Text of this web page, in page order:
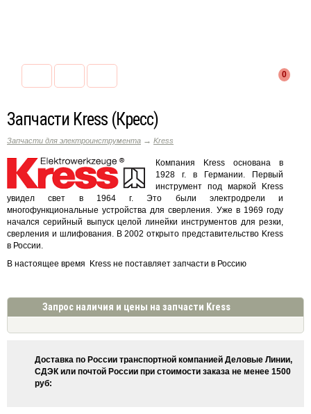
0
Запчасти Kress (Кресс)
Запчасти для электроинструмента → Kress
Компания Kress основана в
1928 г. в Германии. Первый
инструмент под маркой Kress
увидел свет в 1964 г. Это были электродрели и
многофункциональные устройства для сверления. Уже в 1969 году
начался серийный выпуск целой линейки инструментов для резки,
сверления и шлифования. В 2002 открыто представительство Kress
в России.
В настоящее время Kress не поставляет запчасти в Россию
Запрос наличия и цены на запчасти Kress
Доставка по России транспортной компанией Деловые Линии,
СДЭК или почтой России при стоимости заказа не менее 1500
руб: